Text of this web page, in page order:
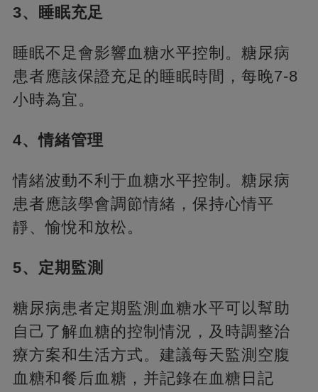
3、睡眠充足
睡眠不足會影響血糖水平控制。糖尿病
患者應該保證充足的睡眠時間，每晚7-8
小時為宜。
4、情緒管理
情緒波動不利于血糖水平控制。糖尿病
患者應該學會調節情緒，保持心情平
靜、愉悅和放松。
5、定期監測
糖尿病患者定期監測血糖水平可以幫助
自己了解血糖的控制情況，及時調整治
療方案和生活方式。建議每天監測空腹
血糖和餐后血糖，并記錄在血糖日記